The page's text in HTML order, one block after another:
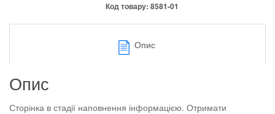
Код товару: 8581-01
Опис
Опис
Сторінка в стадії наповнення інформацією. Отримати